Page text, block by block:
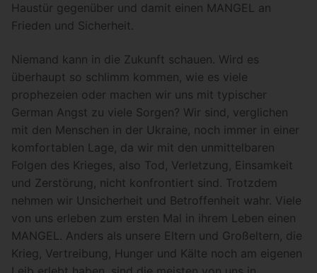
Haustür gegenüber und damit einen MANGEL an
Frieden und Sicherheit.
Niemand kann in die Zukunft schauen. Wird es
überhaupt so schlimm kommen, wie es viele
prophezeien oder machen wir uns mit typischer
German Angst zu viele Sorgen? Wir sind, verglichen
mit den Menschen in der Ukraine, noch immer in einer
komfortablen Lage, da wir mit den unmittelbaren
Folgen des Krieges, also Tod, Verletzung, Einsamkeit
und Zerstörung, nicht konfrontiert sind. Trotzdem
nehmen wir Unsicherheit und Betroffenheit wahr. Viele
von uns erleben zum ersten Mal in ihrem Leben einen
MANGEL. Anders als unsere Eltern und Großeltern, die
Krieg, Vertreibung, Hunger und Kälte noch am eigenen